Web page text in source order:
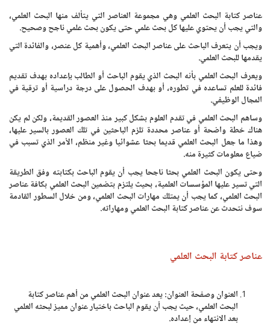
عناصر كتابة البحث العلمي وهي مجموعة العناصر التي يتألف منها البحث العلمي،
والتي يجب أن يحتوي عليها كل بحث علمي حتى يكون بحث علمي ناجح وصحيح.
ويجب أن يتعرف الباحث على عناصر البحث العلمي، وأهمية كل عنصر، والفائدة التي
يقدمها للبحث العلمي.
ويعرف البحث العلمي بأنه البحث الذي يقوم الباحث أو الطالب بإعداده بهدف تقديم
فائدة للعلم تساعده في تطوره، أو بهدف الحصول على درجة دراسية أو ترقية في
المجال الوظيفي.
وساهم البحث العلمي في تقدم العلوم بشكل كبير منذ العصور القديمة، ولكن لم يكن
هناك خطة واضحة أو عناصر محددة تلزم الباحثين في تلك العصور بالسير عليها،
وهذا ما جعل البحث العلمي قديما بحثا عشوائيا وغير منظم، الأمر الذي تسبب في
ضياع معلومات كثيرة منه.
وحتى يكون البحث العلمي بحثا ناجحا يجب أن يقوم الباحث بكتابته وفق الطريقة
التي تسير عليها المؤسسات العلمية، بحيث يلتزم بتضمين البحث العلمي بكافة عناصر
البحث العلمي، كما يجب أن يمتلك مهارات البحث العلمي، ومن خلال السطور القادمة
سوف نتحدث عن عناصر كتابة البحث العلمي ومهاراته.
عناصر كتابة البحث العلمي
العنوان وصفحة العنوان: يعد عنوان البحث العلمي من أهم عناصر كتابة
البحث العلمي، حيث يجب أن يقوم الباحث باختيار عنوان مميز لبحثه العلمي
بعد الانتهاء من إعداده.